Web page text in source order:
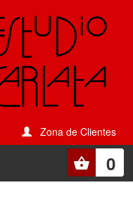
Zona de Clientes
0